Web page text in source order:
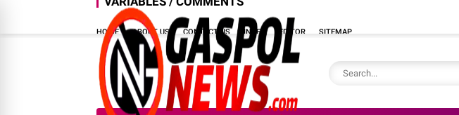
HOME ABOUT US CONTACT US INDEX EDITOR SITEMAP